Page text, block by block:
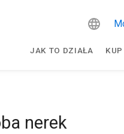
JAK TO DZIAŁA KUP
nerek